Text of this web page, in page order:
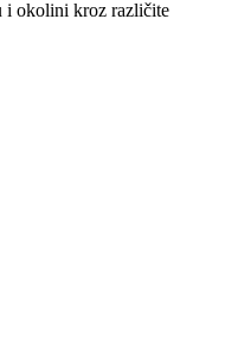
i okolini kroz različite